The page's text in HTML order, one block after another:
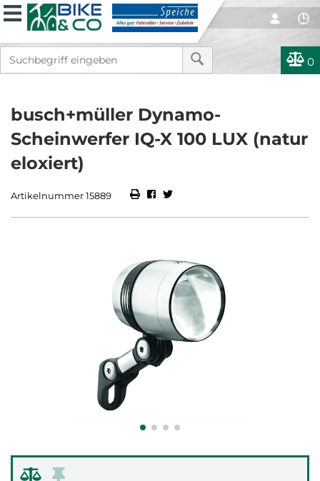
0
busch+müller Dynamo-
Scheinwerfer IQ-X 100 LUX (natur
eloxiert)
Artikelnummer 15889